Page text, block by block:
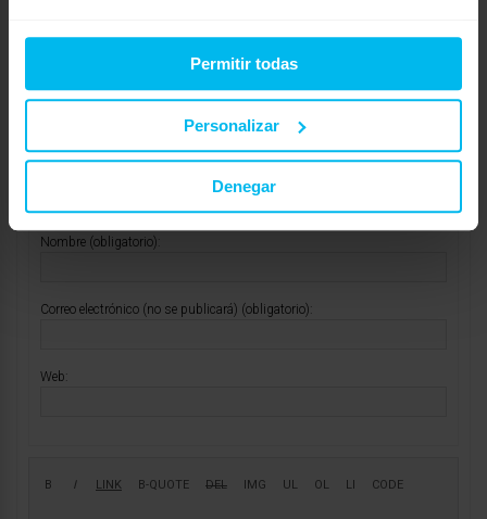
Permitir todas
Personalizar
Denegar
satisfecha con el MAUI. Espero haber sido de ayuda.
Respuesta a: Colchón Maui y Prince
Tu información:
Nombre (obligatorio):
Correo electrónico (no se publicará) (obligatorio):
Web: